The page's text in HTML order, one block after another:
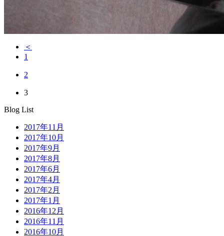
＜
1
2
3
Blog List
2017年11月
2017年10月
2017年9月
2017年8月
2017年6月
2017年4月
2017年2月
2017年1月
2016年12月
2016年11月
2016年10月